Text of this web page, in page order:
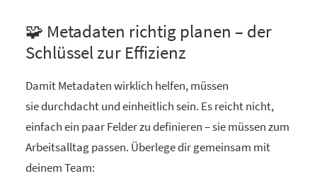
🧩 Metadaten richtig planen – der
Schlüssel zur Effizienz
Damit Metadaten wirklich helfen, müssen
sie durchdacht und einheitlich sein. Es reicht nicht,
einfach ein paar Felder zu definieren – sie müssen zum
Arbeitsalltag passen. Überlege dir gemeinsam mit
deinem Team: